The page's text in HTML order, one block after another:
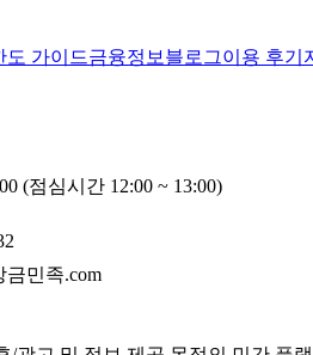
도 가이드금융정보 블로그이용 후기
(점심시간 12:00 ~ 13:00)
금민족.com